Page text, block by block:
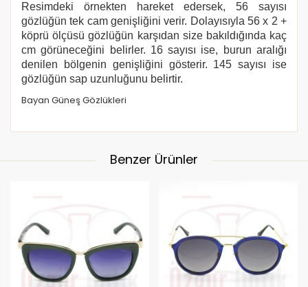
Resimdeki örnekten hareket edersek, 56 sayısı
gözlüğün tek cam genişliğini verir. Dolayısıyla 56 x 2 +
köprü ölçüsü gözlüğün karşıdan size bakıldığında kaç
cm görüneceğini belirler. 16 sayısı ise, burun aralığı
denilen bölgenin genişliğini gösterir. 145 sayısı ise
gözlüğün sap uzunluğunu belirtir.
Bayan Güneş Gözlükleri
Benzer Ürünler